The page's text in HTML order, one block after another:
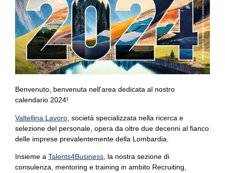
Benvenuto, benvenuta nell’area dedicata al nostro
calendario 2024!
Valtellina Lavoro , società specializzata nella ricerca e
selezione del personale, opera da oltre due decenni al fianco
delle imprese prevalentemente della Lombardia.
Insieme a Talents4Business , la nostra sezione di
consulenza, mentoring e training in ambito Recruiting,